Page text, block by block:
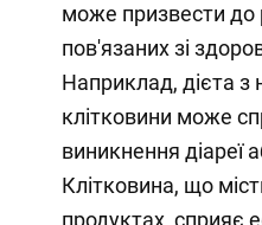
може призвести до
пов'язаних зі
Наприклад, дієта з
клітковини може
виникнення діареї
Клітковина, що